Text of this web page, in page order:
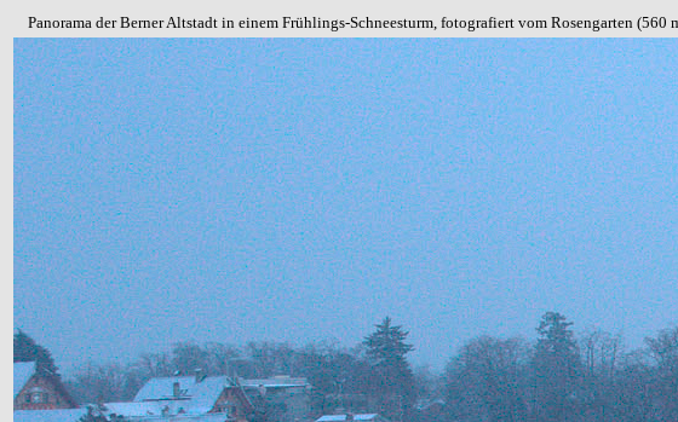
Panorama der Berner Altstadt in einem Frühlings-Schneesturm, fotografiert vom Rosengarten